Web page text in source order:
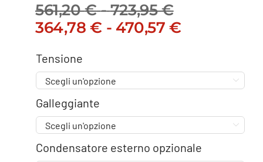
561,20€ - 723,95€Fascia
di
561,20 €
723,95 €
Il
originale
era:
561,20 €
-
723,95 €Fascia
di
364,78€ - 470,57€Fascia
da
364,78 €
470,57 €
Il
è:
364,78 €
470,57
di
Tensione

Galleggiante

Condensatore esterno opzionale